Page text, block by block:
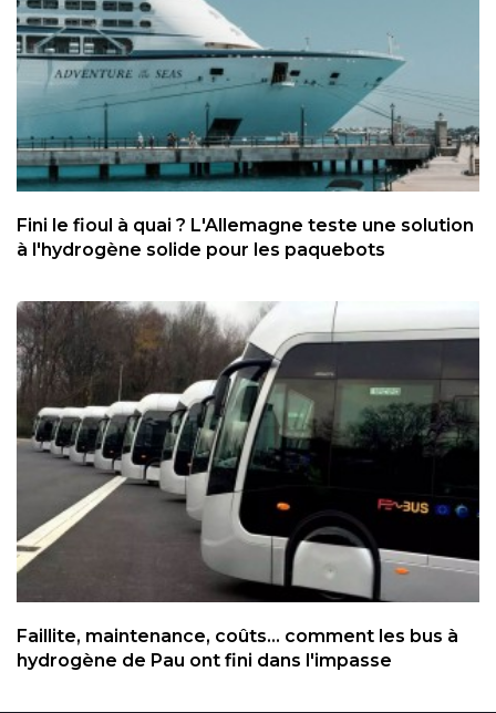
Fini le fioul à quai ? L'Allemagne teste une solution
à l'hydrogène solide pour les paquebots
Faillite, maintenance, coûts... comment les bus à
hydrogène de Pau ont fini dans l'impasse